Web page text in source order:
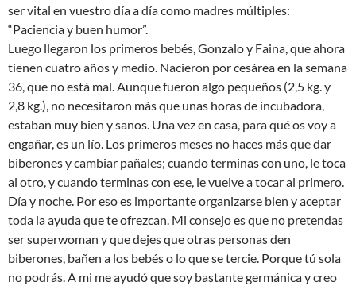
ser vital en vuestro día a día como madres múltiples:
“Paciencia y buen humor”.
Luego llegaron los primeros bebés, Gonzalo y Faina, que ahora
tienen cuatro años y medio. Nacieron por cesárea en la semana
36, que no está mal. Aunque fueron algo pequeños (2,5 kg. y
2,8 kg.), no necesitaron más que unas horas de incubadora,
estaban muy bien y sanos. Una vez en casa, para qué os voy a
engañar, es un lío. Los primeros meses no haces más que dar
biberones y cambiar pañales; cuando terminas con uno, le toca
al otro, y cuando terminas con ese, le vuelve a tocar al primero.
Día y noche. Por eso es importante organizarse bien y aceptar
toda la ayuda que te ofrezcan. Mi consejo es que no pretendas
ser superwoman y que dejes que otras personas den
biberones, bañen a los bebés o lo que se tercie. Porque tú sola
no podrás. A mi me ayudó que soy bastante germánica y creo